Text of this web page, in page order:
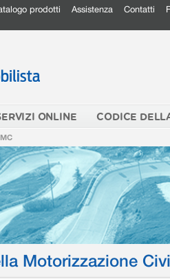
prodotti Assistenza Contatti
ONLINE CODICE
Motorizzazione